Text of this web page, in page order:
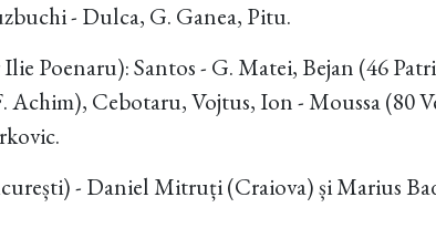
- Dulca, G. Ganea, Pitu.
Poenaru): Santos - G. Matei, Bejan (46
Cebotaru, Vojtus, Ion - Moussa (80
- Daniel Mitruți (Craiova) și Marius